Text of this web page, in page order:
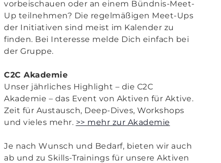
vorbeischauen oder an einem Bündnis-Meet-
Up teilnehmen? Die regelmäßigen Meet-Ups
der Initiativen sind meist im Kalender zu
finden. Bei Interesse melde Dich einfach bei
der Gruppe.
C2C Akademie
Unser jährliches Highlight – die C2C
Akademie – das Event von Aktiven für Aktive.
Zeit für Austausch, Deep-Dives, Workshops
und vieles mehr. >> mehr zur Akademie
Je nach Wunsch und Bedarf, bieten wir auch
ab und zu Skills-Trainings für unsere Aktiven